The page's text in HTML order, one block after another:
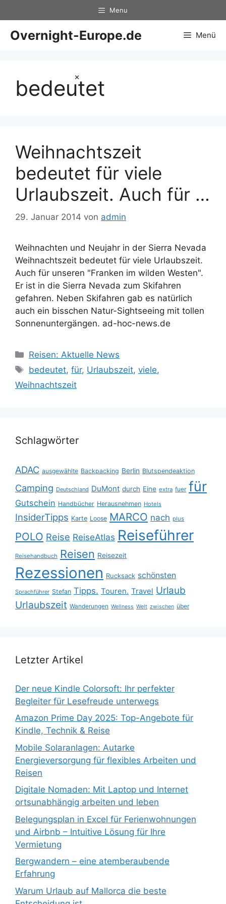
×
Inhalt
springen
Menu
Overnight-Europe.de Menü
bedeutet
Weihnachtszeit
bedeutet für viele
Urlaubszeit. Auch für …
29. Januar 2014 von admin
Weihnachten und Neujahr in der Sierra Nevada
Weihnachtszeit bedeutet für viele Urlaubszeit.
Auch für unseren "Franken im wilden Westen".
Er ist in die Sierra Nevada zum Skifahren
gefahren. Neben Skifahren gab es natürlich
auch ein bisschen Natur-Sightseeing mit tollen
Sonnenuntergängen. ad-hoc-news.de
Kategorien
Reisen: Aktuelle News
Schlagwörter
bedeutet,für, Urlaubszeit,viele,
Weihnachtszeit
Schlagwörter
ADAC ausgewählte Backpacking Berlin Blutspendeaktion
Camping Deutschland DuMont durch Eine extra fuer für
Gutschein Handbücher Herausnehmen Hotels
InsiderTipps Karte Loose MARCO nach plus
POLO Reise ReiseAtlas Reiseführer
Reisehandbuch Reisen Reisezeit
Rezessionen Rucksack schönsten
Sprachführer Stefan Tipps. Touren. Travel Urlaub
Urlaubszeit Wanderungen Wellness Welt zwischen über
Letzter Artikel
Der neue Kindle Colorsoft: Ihr perfekter
Begleiter für Lesefreude unterwegs
Amazon Prime Day 2025: Top-Angebote für
Kindle, Technik & Reise
Mobile Solaranlagen: Autarke
Energieversorgung für flexibles Arbeiten und
Reisen
Digitale Nomaden: Mit Laptop und Internet
ortsunabhängig arbeiten und leben
Belegungsplan in Excel für Ferienwohnungen
und Airbnb – Intuitive Lösung für Ihre
Vermietung
Bergwandern – eine atemberaubende
Erfahrung
Warum Urlaub auf Mallorca die beste